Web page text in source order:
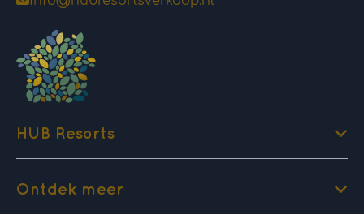
HUB Resorts
Ontdek meer